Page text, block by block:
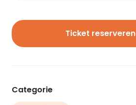
Ticket reserveren
Categorie